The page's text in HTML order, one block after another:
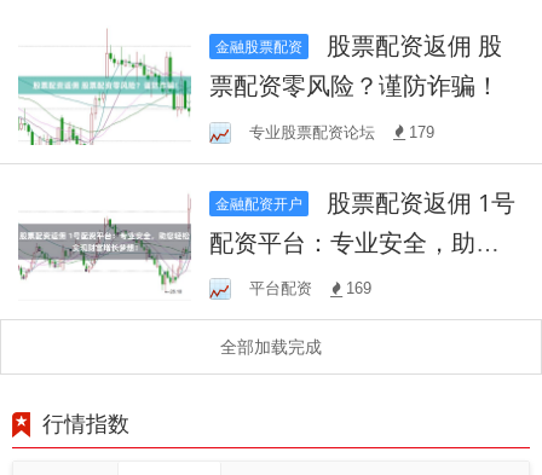
金融股票配资
票配资零风险？谨防诈骗！
专业股票配资论坛 179
金融配资开户
配资平台：专业安全，助您
轻松实现财富增长梦想！
平台配资 169
全部加载完成
行情指数